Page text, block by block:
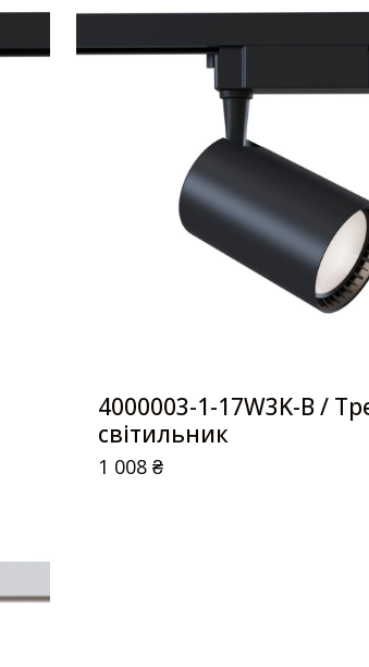
4000003-1-17W3K-B /
світильник
1 008₴